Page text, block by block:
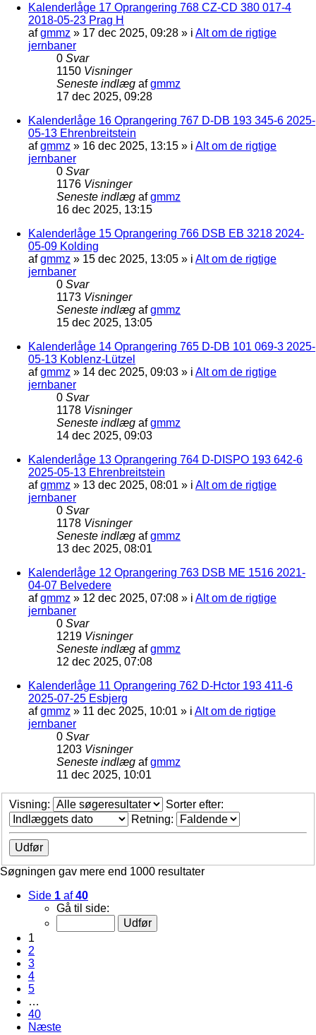
Kalenderlåge 17 Oprangering 768 CZ-CD 380 017-4
2018-05-23 Prag H
afgmmz » 17 dec 2025, 09:28 » i Alt om de rigtige
jernbaner
0 Svar
1150 Visninger
Seneste indlæg afgmmz
17 dec 2025, 09:28
Kalenderlåge 16 Oprangering 767 D-DB 193 345-6 2025-
05-13 Ehrenbreitstein
afgmmz » 16 dec 2025, 13:15 » i Alt om de rigtige
jernbaner
0 Svar
1176 Visninger
Seneste indlæg afgmmz
16 dec 2025, 13:15
Kalenderlåge 15 Oprangering 766 DSB EB 3218 2024-
05-09 Kolding
afgmmz » 15 dec 2025, 13:05 » i Alt om de rigtige
jernbaner
0 Svar
1173 Visninger
Seneste indlæg afgmmz
15 dec 2025, 13:05
Kalenderlåge 14 Oprangering 765 D-DB 101 069-3 2025-
05-13 Koblenz-Lützel
afgmmz » 14 dec 2025, 09:03 » i Alt om de rigtige
jernbaner
0 Svar
1178 Visninger
Seneste indlæg afgmmz
14 dec 2025, 09:03
Kalenderlåge 13 Oprangering 764 D-DISPO 193 642-6
2025-05-13 Ehrenbreitstein
afgmmz » 13 dec 2025, 08:01 » i Alt om de rigtige
jernbaner
0 Svar
1178 Visninger
Seneste indlæg afgmmz
13 dec 2025, 08:01
Kalenderlåge 12 Oprangering 763 DSB ME 1516 2021-
04-07 Belvedere
afgmmz » 12 dec 2025, 07:08 » i Alt om de rigtige
jernbaner
0 Svar
1219 Visninger
Seneste indlæg afgmmz
12 dec 2025, 07:08
Kalenderlåge 11 Oprangering 762 D-Hctor 193 411-6
2025-07-25 Esbjerg
afgmmz » 11 dec 2025, 10:01 » i Alt om de rigtige
jernbaner
0 Svar
1203 Visninger
Seneste indlæg afgmmz
11 dec 2025, 10:01
Visning:
Sorter efter:
Retning:
Søgningen gav mere end 1000 resultater
Side 1 af40
Gå til side:
1
2
3
4
5
…
40
Næste